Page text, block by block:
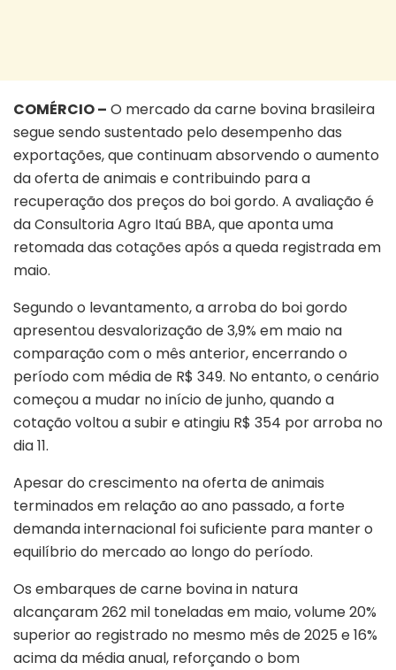
COMÉRCIO – O mercado da carne bovina brasileira
segue sendo sustentado pelo desempenho das
exportações, que continuam absorvendo o aumento
da oferta de animais e contribuindo para a
recuperação dos preços do boi gordo. A avaliação é
da Consultoria Agro Itaú BBA, que aponta uma
retomada das cotações após a queda registrada em
maio.
Segundo o levantamento, a arroba do boi gordo
apresentou desvalorização de 3,9% em maio na
comparação com o mês anterior, encerrando o
período com média de R$ 349. No entanto, o cenário
começou a mudar no início de junho, quando a
cotação voltou a subir e atingiu R$ 354 por arroba no
dia 11.
Apesar do crescimento na oferta de animais
terminados em relação ao ano passado, a forte
demanda internacional foi suficiente para manter o
equilíbrio do mercado ao longo do período.
Os embarques de carne bovina in natura
alcançaram 262 mil toneladas em maio, volume 20%
superior ao registrado no mesmo mês de 2025 e 16%
acima da média anual, reforçando o bom